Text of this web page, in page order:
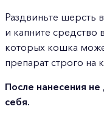
Раздвиньте шерсть
и капните средство
которых кошка
препарат строго на
После нанесения
себя.